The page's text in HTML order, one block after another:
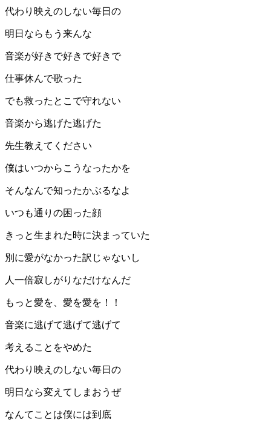
代わり映えのしない毎日の
明日ならもう来んな
音楽が好きで好きで好きで
仕事休んで歌った
でも救ったとこで守れない
音楽から逃げた逃げた
先生教えてください
僕はいつからこうなったかを
そんなんで知ったかぶるなよ
いつも通りの困った顔
きっと生まれた時に決まっていた
別に愛がなかった訳じゃないし
人一倍寂しがりなだけなんだ
もっと愛を、愛を愛を！！
音楽に逃げて逃げて逃げて
考えることをやめた
代わり映えのしない毎日の
明日なら変えてしまおうぜ
なんてことは僕には到底